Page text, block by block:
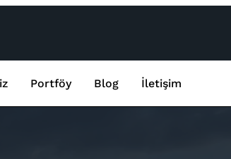
Portföy Blog İletişim